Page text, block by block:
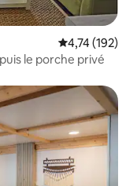
Évaluation
4,74 (192)
le porche privé